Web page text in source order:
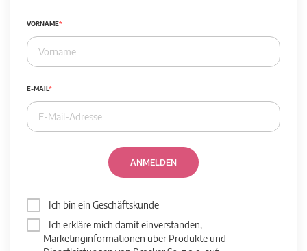
VORNAME
E-MAIL
ANMELDEN
Ich bin ein Geschäftskunde
Ich erkläre mich damit einverstanden,
Marketinginformationen über Produkte und